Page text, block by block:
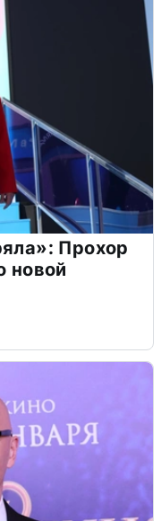
Прохор
новой